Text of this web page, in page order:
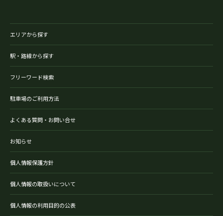
エリアから探す
駅・路線から探す
フリーワード検索
駐車場のご利用方法
よくある質問・お問い合せ
お知らせ
個人情報保護方針
個人情報の取扱いについて
個人情報の利用目的の公表